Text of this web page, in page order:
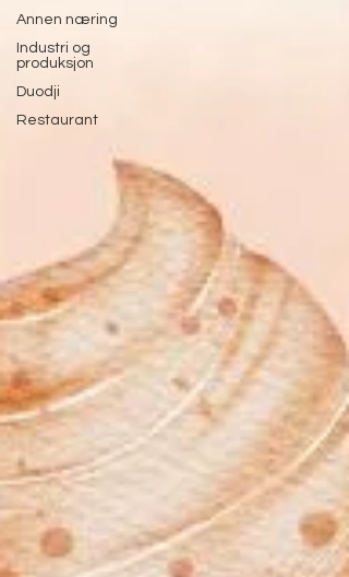
Annen næring
Industri og
produksjon
Duodji
Restaurant